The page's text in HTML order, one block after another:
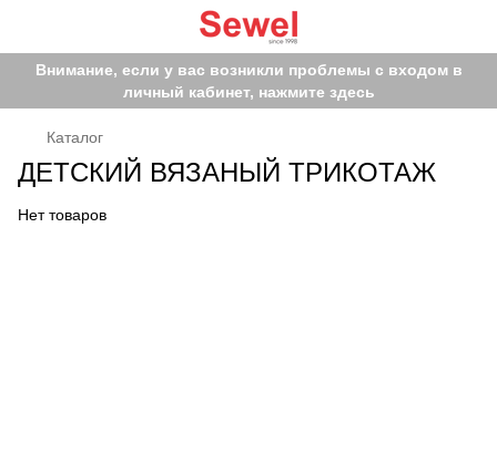
Внимание, если у вас возникли проблемы с входом в
личный кабинет, нажмите здесь
Каталог
ДЕТСКИЙ ВЯЗАНЫЙ ТРИКОТАЖ
Нет товаров